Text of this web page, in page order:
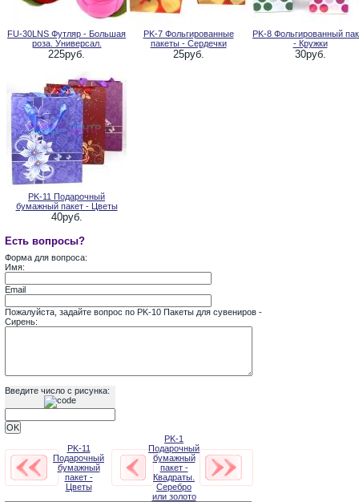
FU-30LNS Футляр - Большая
роза. Универсал.
225руб.
PK-7 Фольгированные
пакеты - Сердечки
25руб.
PK-8 Фольгированный
- Кружки
30руб.
PK-11 Подарочный
бумажный пакет - Цветы
40руб.
Есть вопросы?
Форма для вопроса:
Имя:
Email
Пожалуйста, задайте вопрос по PK-10 Пакеты для сувениров -
Сирень:
Введите число с рисунка:
PK-11
Подарочный
бумажный
пакет -
Цветы
PK-1
Подарочный
бумажный
пакет -
Квадраты.
Серебро
или золото